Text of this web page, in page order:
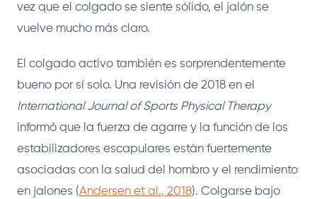
vez que el colgado se siente sólido, el jalón se
vuelve mucho más claro.
El colgado activo también es sorprendentemente
bueno por sí solo. Una revisión de 2018 en el
International Journal of Sports Physical Therapy
informó que la fuerza de agarre y la función de los
estabilizadores escapulares están fuertemente
asociadas con la salud del hombro y el rendimiento
en jalones (Andersen et al., 2018). Colgarse bajo